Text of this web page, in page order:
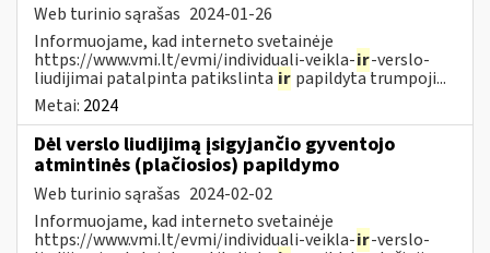
Web turinio sąrašas 2024-01-26
Informuojame, kad interneto svetainėje
https://www.vmi.lt/evmi/individuali-veikla-ir-verslo-
liudijimai patalpinta patikslinta ir papildyta trumpoji...
Metai: 2024
Dėl verslo liudijimą įsigyjančio gyventojo
atmintinės (plačiosios) papildymo
Web turinio sąrašas 2024-02-02
Informuojame, kad interneto svetainėje
https://www.vmi.lt/evmi/individuali-veikla-ir-verslo-